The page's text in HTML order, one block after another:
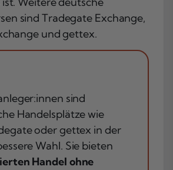
sind Tradegate Exchange,
und gettex.
sind
Handelsplätze wie
oder gettex in der
Wahl. Sie bieten
Handel ohne